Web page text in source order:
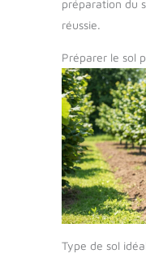
préparation du
réussie.
Préparer le sol
Type de sol idéal